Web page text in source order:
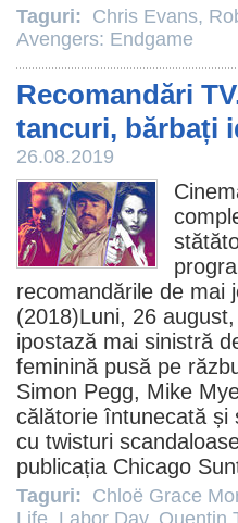
Taguri: Chris Evans,
Avengers: Endgame
Recomandări
tancuri, bărbați
26.08.2019
recomandările de mai
(2018)Luni, 26
ipostază mai sinistră
feminină pusă pe
Simon Pegg, Mike
călătorie întunecată și
cu twisturi
publicația Chicago
Taguri: Chloë Grace
Life, Labor Day, Quentin